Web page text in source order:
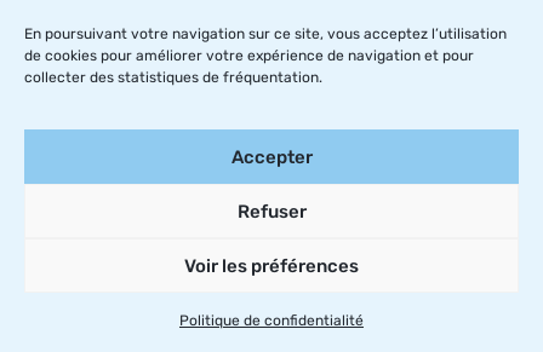
En poursuivant votre navigation sur ce site, vous acceptez l’utilisation
de cookies pour améliorer votre expérience de navigation et pour
collecter des statistiques de fréquentation.
Accepter
Refuser
Voir les préférences
Politique de confidentialité
La fabrique à initiatives,
sociale et bruxelloise